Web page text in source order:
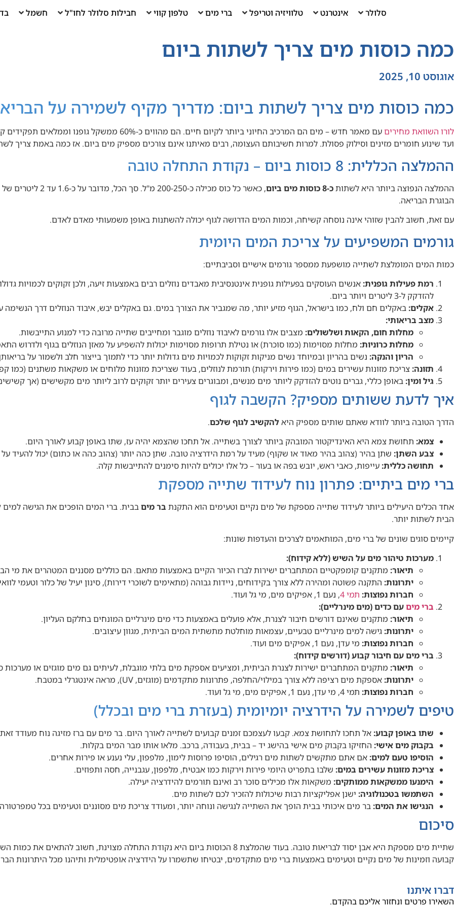
סלולר אינטרנט טלוויזיה וטריפל ברי מים טלפון קווי חבילות סלולר לחו"ל חשמל
כמה כוסות מים צריך לשתות ביום
אוגוסט 10, 2025
כמה כוסות מים צריך לשתות ביום: מדריך מקיף לשמירה על
לורו השוואת מחירים
עם מאמר חדש – מים הם המרכיב החיוני ביותר לקיום חיים.
ועד שינוע חומרים מזינים וסילוק פסולת. למרות חשיבותם העצומה, רבים מאיתנו אינם צורכים מספיק מים ביום. אז כמה באמת צריך
ההמלצה הכללית: 8 כוסות ביום – נקודת התחלה טובה
ההמלצה הנפוצה ביותר היא לשתותכ-8 כוסות מים ביום
, כאשר כל כוס
הבוגרת הבריאה.
עם זאת, חשוב להבין שזוהי אינה נוסחה קשיחה, וכמות המים הדרושה לגוף יכולה להשתנות באופן משמעותי מאדם לאדם.
גורמים המשפיעים על צריכת המים היומית
כמות המים המומלצת לשתייה מושפעת ממספר גורמים אישיים וסביבתיים:
רמת פעילות גופנית: אנשים העוסקים בפעילות גופנית אינטנסיבית מאבדים נוזלים רבים באמצעות זיעה, ולכן זקוקים לכמויות
להזדקק ל-3 ליטרים ויותר ביום.
אקלים: באקלים חם ולח, כמו בישראל, הגוף מזיע יותר, מה שמגביר את הצורך במים. גם באקלים יבש, איבוד הנוזלים דרך הנשימה
מצב בריאותי:
מחלות חום, הקאות ושלשולים: מצבים אלו גורמים לאיבוד נוזלים מוגבר ומחייבים שתייה מרובה כדי למנוע התייבשות.
מחלות כרוניות: מחלות מסוימות (כמו סוכרת) או נטילת תרופות מסוימות יכולות להשפיע על מאזן הנוזלים בגוף ולדרוש
הריון והנקה: נשים בהריון ובמיוחד נשים מניקות זקוקות לכמויות מים גדולות יותר כדי לתמוך בייצור חלב ולשמור על
תזונה: צריכת מזונות עשירים במים (כמו פירות וירקות) תורמת לנוזלים, בעוד שצריכת מזונות מלוחים או משקאות משתנים (כמו
גיל ומין: באופן כללי, גברים נוטים להזדקק ליותר מים מנשים, ומבוגרים צעירים יותר זקוקים לרוב ליותר מים מקשישים (אך
איך לדעת ששותים מספיק? הקשבה לגוף
הדרך הטובה ביותר לוודא שאתם שותים מספיק היאלהקשיב לגוף שלכם.
צמא: תחושת צמא היא האינדיקטור המובהק ביותר לצורך בשתייה. אל תחכו שהצמא יהיה עז, שתו באופן קבוע לאורך היום.
צבע השתן: שתן בהיר (צהוב בהיר מאוד או שקוף) מעיד על רמת הידרציה טובה. שתן כהה יותר (צהוב כהה או כתום) יכול להעיד
תחושה כללית: עייפות, כאבי ראש, יובש בפה או בעור – כל אלו יכולים להיות סימנים להתייבשות קלה.
ברי מים ביתיים: פתרון נוח לעידוד שתייה מספקת
אחד הכלים היעילים ביותר לעידוד שתייה מספקת של מים נקיים וטעימים הוא התקנת בר מיםבבית. ברי המים הופכים את הגישה למים
הבית לשתות יותר.
קיימים סוגים שונים של ברי מים, המותאמים לצרכים והעדפות שונות:
מערכות טיהור מים על השיש (ללא קידוח):
תיאור: מתקנים קומפקטיים המתחברים ישירות לברז הכיור הקיים באמצעות מתאם. הם כוללים מסננים המטהרים את מי
יתרונות: התקנה פשוטה ומהירה ללא צורך בקידוחים, ניידות גבוהה (מתאימים לשוכרי דירות), סינון יעיל של כלור וטעמי
חברות נפוצות: תמי 4
, נעם 1, אפיקים מים, מי גל ועוד.
ברי מיםעם כדים (מים מינרליים):
תיאור: מתקנים שאינם דורשים חיבור לצנרת, אלא פועלים באמצעות כדי מים מינרליים המונחים בחלקם העליון.
יתרונות: גישה למים מינרליים טבעיים, עצמאות מוחלטת מתשתית המים הביתית, מגוון עיצובים.
חברות נפוצות: מי עדן, נעם 1, אפיקים מים ועוד.
ברי מים עם חיבור קבוע (דורשים קידוח):
תיאור: מתקנים המתחברים ישירות לצנרת הביתית, ומציעים אספקת מים בלתי מוגבלת, לעיתים גם מים מוגזים או מערכות
יתרונות: אספקת מים רציפה ללא צורך במילוי/החלפה, פתרונות מתקדמים (מוגזים, UV), מראה אינטגרלי במטבח.
חברות נפוצות: תמי 4, מי עדן, נעם 1, אפיקים מים, מי גל ועוד.
טיפים לשמירה על הידרציה יומיומית (בעזרת ברי מים ובכלל)
שתו באופן קבוע: אל תחכו לתחושת צמא. קבעו לעצמכם זמנים קבועים לשתייה לאורך היום. בר מים עם ברז מזיגה נוח מעודד
בקבוק מים אישי: החזיקו בקבוק מים אישי בהישג יד – בבית, בעבודה, ברכב. מלאו אותו מבר המים בקלות.
הוסיפו טעם למים: אם אתם מתקשים לשתות מים רגילים, הוסיפו פרוסות לימון, מלפפון, עלי נענע או פירות אחרים.
צריכת מזונות עשירים במים: שלבו בתפריט היומי פירות וירקות כמו אבטיח, מלפפון, עגבנייה, חסה ותפוזים.
הימנעו ממשקאות ממותקים: משקאות אלו מכילים סוכר רב ואינם תורמים להידרציה יעילה.
השתמשו בטכנולוגיה: ישנן אפליקציות רבות שיכולות להזכיר לכם לשתות מים.
הנגישו את המים: בר מים איכותי בבית הופך את השתייה לנגישה ונוחה יותר, ומעודד צריכת מים מסוננים וטעימים בכל
סיכום
שתיית מים מספקת היא אבן יסוד לבריאות טובה. בעוד שהמלצת 8 הכוסות ביום היא נקודת התחלה
קבועה וזמינות של מים נקיים וטעימים באמצעות ברי מים מתקדמים, יבטיחו שתשמרו על הידרציה אופטימלית ותיהנו מכל היתרונות
דברו איתנו
השאירו פרטים ונחזור אליכם בהקדם.